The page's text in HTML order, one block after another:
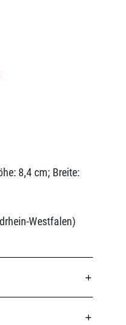
8,4 cm; Breite:
Westfalen)